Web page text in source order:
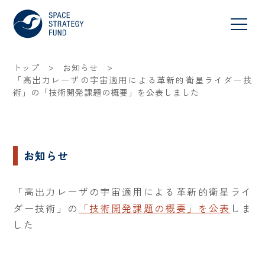
トップ > お知らせ
>
「高出力レーザの宇宙適用による革新的衛星ライダー技
術」の「技術開発課題の概要」を公表しました
お知らせ
「高出力レーザの宇宙適用による革新的衛星ライ
ダー技術」の 「技術開発課題の概要」を公表 しま
した